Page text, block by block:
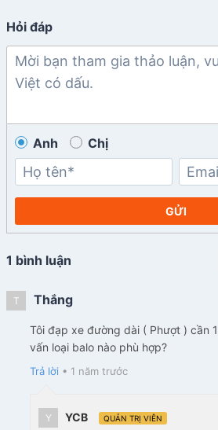
Hỏi đáp
Anh Chị
GỬI
1 bình luận
T Thắng
Tôi đạp xe đường dài ( Phượt ) cần
vấn loại balo nào phù hợp?
Trả lời • 1 năm trước
Y YCB QUẢN TRỊ VIÊN